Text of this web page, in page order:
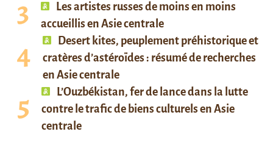
Les artistes russes de moins en moins
accueillis en Asie centrale
Desert kites, peuplement préhistorique et
cratères d’astéroïdes : résumé de recherches
en Asie centrale
L’Ouzbékistan, fer de lance dans la lutte
contre le trafic de biens culturels en Asie
centrale